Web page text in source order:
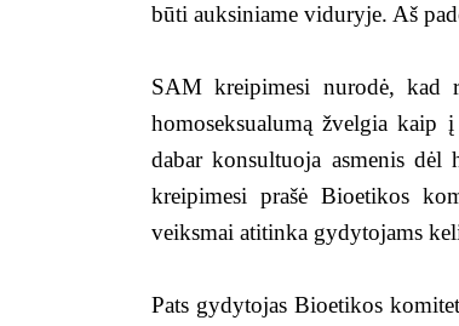
būti auksiniame viduryje. Aš
SAM kreipimesi nurodė, kad
homoseksualumą žvelgia kaip
dabar konsultuoja asmenis
kreipimesi prašė Bioetikos
veiksmai atitinka gydytojams
Pats gydytojas Bioetikos